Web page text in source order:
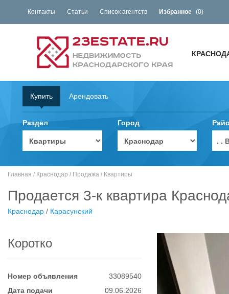
Контакты Статьи Список агентств Избранное (0)
Купить Арендовать
Раздел Город
. .
Главная / Краснодар / Продажа / Квартиры
Продается 3-к квартира
Краснодар / Карасунский
Коротко
Номер объявления
33089540
Дата подачи
09.06.2026